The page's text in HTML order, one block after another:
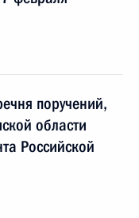
поручений,
области
Российской